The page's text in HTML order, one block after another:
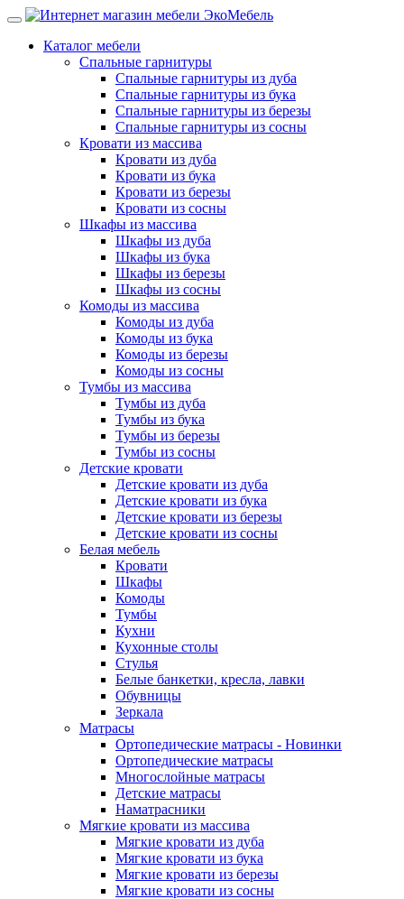
Каталог мебели
Спальные гарнитуры
Спальные гарнитуры из дуба
Спальные гарнитуры из бука
Спальные гарнитуры из березы
Спальные гарнитуры из сосны
Кровати из массива
Кровати из дуба
Кровати из бука
Кровати из березы
Кровати из сосны
Шкафы из массива
Шкафы из дуба
Шкафы из бука
Шкафы из березы
Шкафы из сосны
Комоды из массива
Комоды из дуба
Комоды из бука
Комоды из березы
Комоды из сосны
Тумбы из массива
Тумбы из дуба
Тумбы из бука
Тумбы из березы
Тумбы из сосны
Детские кровати
Детские кровати из дуба
Детские кровати из бука
Детские кровати из березы
Детские кровати из сосны
Белая мебель
Кровати
Шкафы
Комоды
Тумбы
Кухни
Кухонные столы
Стулья
Белые банкетки, кресла, лавки
Обувницы
Зеркала
Матрасы
Ортопедические матрасы - Новинки
Ортопедические матрасы
Многослойные матрасы
Детские матрасы
Наматрасники
Мягкие кровати из массива
Мягкие кровати из дуба
Мягкие кровати из бука
Мягкие кровати из березы
Мягкие кровати из сосны